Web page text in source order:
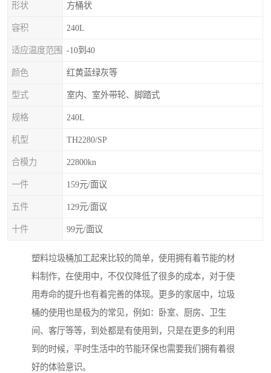
形状 方桶状
容积 240L
适应温度范围 -10到40
颜色 红黄蓝绿灰等
型式 室内、室外带轮、脚踏式
规格 240L
机型 TH2280/SP
合模力 22800kn
一件 159元/面议
五件 129元/面议
十件 99元/面议
塑料垃圾桶加工起来比较的简单，使用拥有着节能的材
料制作，在使用中，不仅仅降低了很多的成本，对于使
用寿命的提升也有着完善的体现。更多的家居中，垃圾
桶的使用也是极为的常见，例如：卧室、厨房、卫生
间、客厅等等，到处都是有使用到，只是在更多的利用
到的时候，平时生活中的节能环保也需要我们拥有着很
好的体验意识。